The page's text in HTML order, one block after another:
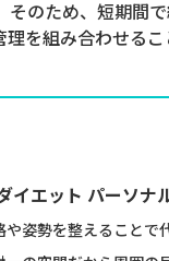
そのため、短期間
理を組み合わせる
イエット パーソナ
や姿勢を整えることで